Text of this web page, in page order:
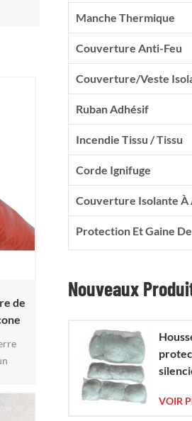
de
Manche Thermique
Couverture Anti-Feu
Couverture/veste
Ruban Adhésif
Incendie Tissu / Tissu
Corde Ignifuge
Couverture Isolante À
Protection Et Gaine
Nouveaux
maille
VOIR